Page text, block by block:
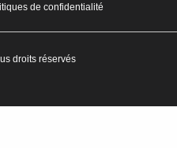
de confidentialité
droits réservés